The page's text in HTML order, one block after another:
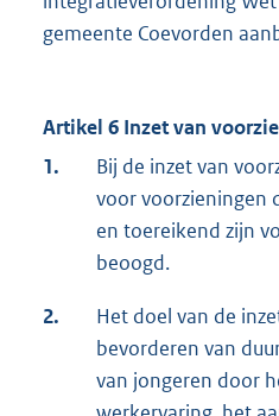
gemeente Coevorden
Artikel 6 Inzet van
1.
Bij de inzet van
voor voorzieningen
en toereikend zijn
beoogd.
2.
Het doel van de
bevorderen van
van jongeren door